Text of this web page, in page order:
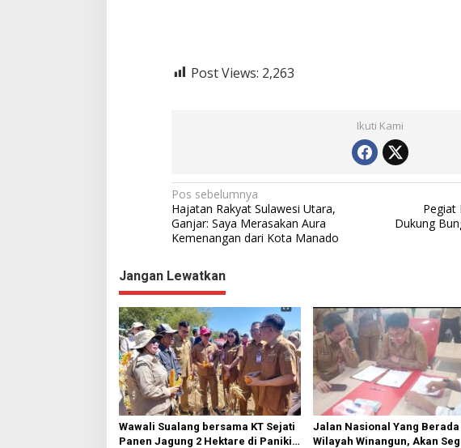
Post Views: 2,263
Ikuti Kami
N
a
v
i
g
a
s
i
p
o
s
Pos sebelumnya
Hajatan Rakyat Sulawesi Utara,
Ganjar: Saya Merasakan Aura
Kemenangan dari Kota Manado
Pegiat
Dukung
Jangan Lewatkan
Wawali Sualang bersama KT Sejati
Panen Jagung 2 Hektare di Paniki
Jalan Nasional Yang Berada
Wilayah Winangun, Akan